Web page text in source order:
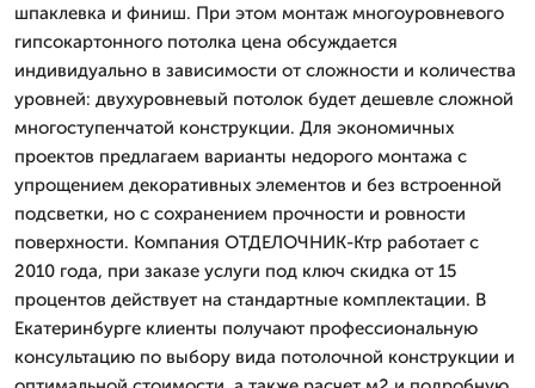
шпаклевка и финиш. При этом монтаж многоуровневого
гипсокартонного потолка цена обсуждается
индивидуально в зависимости от сложности и количества
уровней: двухуровневый потолок будет дешевле сложной
многоступенчатой конструкции. Для экономичных
проектов предлагаем варианты недорого монтажа с
упрощением декоративных элементов и без встроенной
подсветки, но с сохранением прочности и ровности
поверхности. Компания ОТДЕЛОЧНИК-Ктр работает с
2010 года, при заказе услуги под ключ скидка от 15
процентов действует на стандартные комплектации. В
Екатеринбурге клиенты получают профессиональную
консультацию по выбору вида потолочной конструкции и